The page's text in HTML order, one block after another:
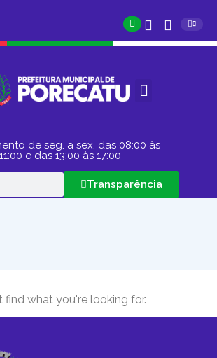
de seg. a sex. das 08:00 às
11:00 e das 13:00 às 17:00
Transparência
find what you're looking for.